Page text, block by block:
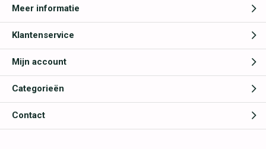
Meer informatie
Klantenservice
Mijn account
Categorieën
Contact